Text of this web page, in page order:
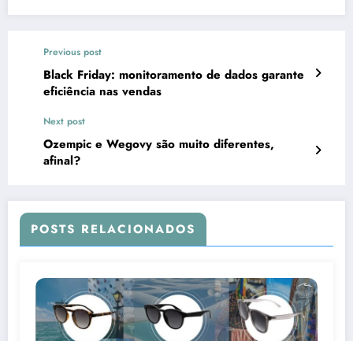
Previous post
Black Friday: monitoramento de dados garante
eficiência nas vendas
Next post
Ozempic e Wegovy são muito diferentes,
afinal?
POSTS RELACIONADOS